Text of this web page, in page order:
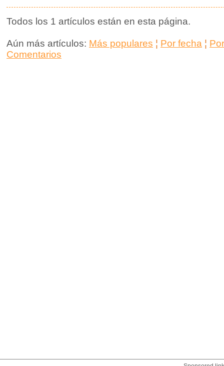
Todos los 1 artículos están en esta página.
Aún más artículos: Más populares ¦ Por fecha ¦
Comentarios